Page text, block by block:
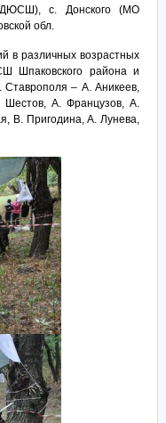
(ДЮСШ), с. Донского (МО
обл.
в различных возрастных
Шпаковского района и
Ставрополя – А. Аникеев,
Шестов, А. Французов, А.
В. Пригодина, А. Лунева,